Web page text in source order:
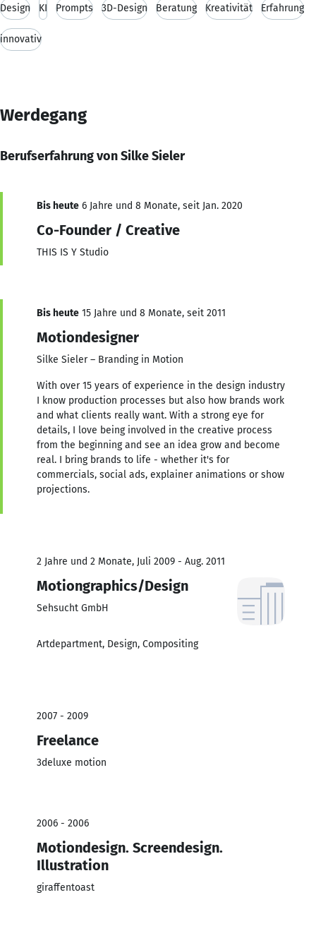
Design KI Prompts 3D-Design Beratung Kreativität Erfahrung
innovativ
Werdegang
Berufserfahrung von Silke Sieler
Bis heute 6 Jahre und 8 Monate, seit Jan. 2020
Co-Founder / Creative
THIS IS Y Studio
Bis heute 15 Jahre und 8 Monate, seit 2011
Motiondesigner
Silke Sieler – Branding in Motion
With over 15 years of experience in the design industry
I know production processes but also how brands work
and what clients really want. With a strong eye for
details, I love being involved in the creative process
from the beginning and see an idea grow and become
real. I bring brands to life - whether it's for
commercials, social ads, explainer animations or show
projections.
2 Jahre und 2 Monate, Juli 2009 - Aug. 2011
Motiongraphics/Design
Sehsucht GmbH
Artdepartment, Design, Compositing
2007 - 2009
Freelance
3deluxe motion
2006 - 2006
Motiondesign. Screendesign.
Illustration
giraffentoast